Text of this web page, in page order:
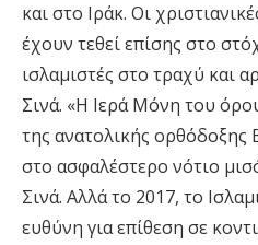
και στο Ιράκ. Οι
έχουν τεθεί επίσης στο
ισλαμιστές στο τραχύ και
Σινά. «Η Ιερά Μόνη του
της ανατολικής ορθόδοξης
στο ασφαλέστερο νότιο
Σινά. Αλλά το 2017, το
ευθύνη για επίθεση σε